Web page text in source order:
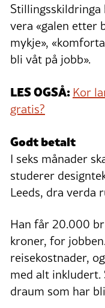
vera «galen etter
mykje»,
bli våt på jobb».
LES OGSÅ: Kor
gratis?
Godt betalt
I seks månader
studerer
Leeds, dra verda
Han får 20.000
kroner, for
reisekostnader,
med alt inkludert.
draum som har